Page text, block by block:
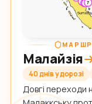
Малайзія
40 днів у дорозі
Довгі переходи